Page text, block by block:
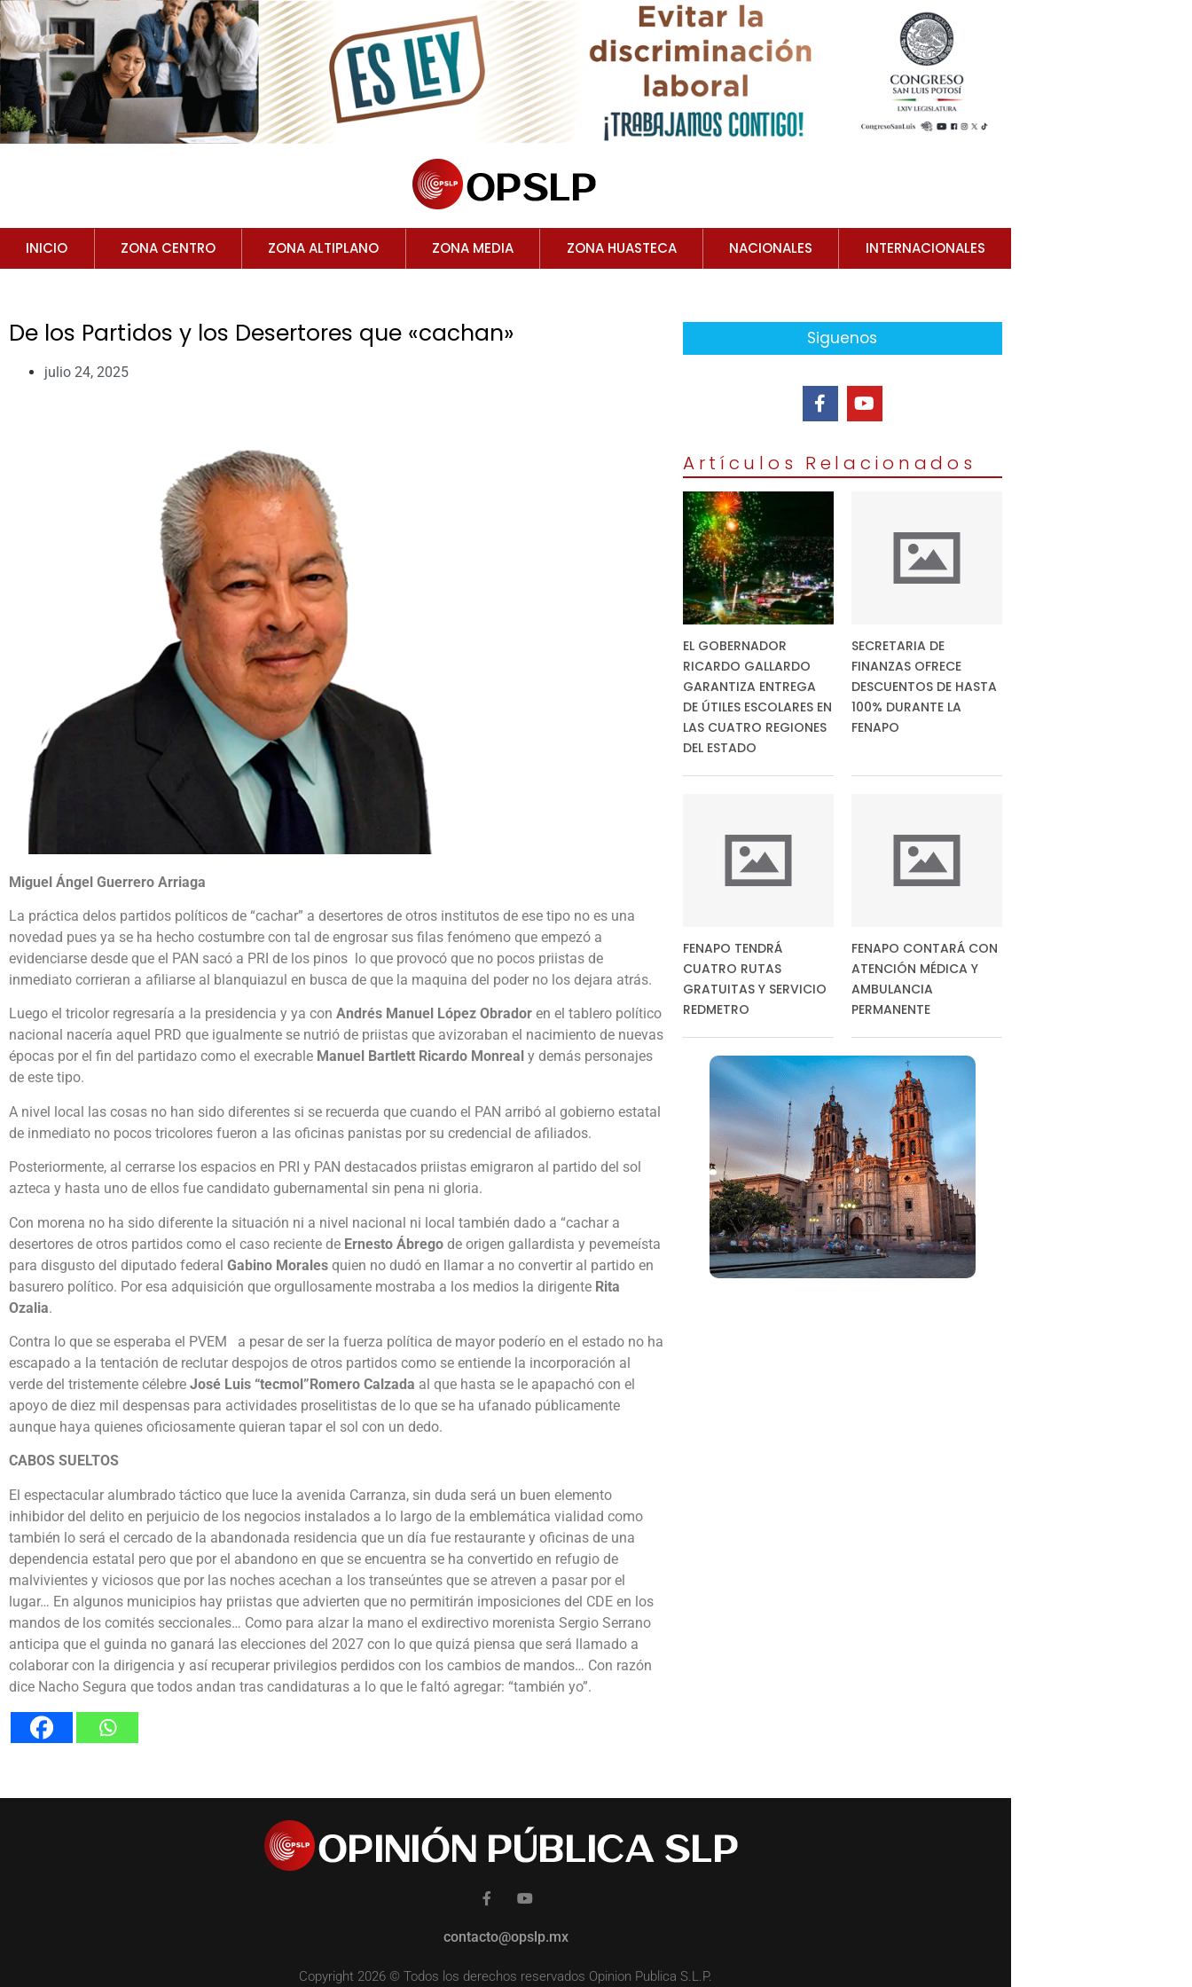
INICIO ZONA CENTRO ZONA ALTIPLANO ZONA MEDIA ZONA HUASTECA NACIONALES INTERNACIONALES
De los Partidos y los Desertores que «cachan»
julio 24, 2025
Miguel Ángel Guerrero Arriaga
La práctica delos partidos políticos de “cachar” a desertores de otros institutos de ese tipo no es una
novedad pues ya se ha hecho costumbre con tal de engrosar sus filas fenómeno que empezó a
evidenciarse desde que el PAN sacó a PRI de los pinos lo que provocó que no pocos priistas de
inmediato corrieran a afiliarse al blanquiazul en busca de que la maquina del poder no los dejara atrás.
Luego el tricolor regresaría a la presidencia y ya con Andrés Manuel López Obrador en el tablero político
nacional nacería aquel PRD que igualmente se nutrió de priistas que avizoraban el nacimiento de nuevas
épocas por el fin del partidazo como el execrable Manuel Bartlett Ricardo Monreal y demás personajes
de este tipo.
A nivel local las cosas no han sido diferentes si se recuerda que cuando el PAN arribó al gobierno estatal
de inmediato no pocos tricolores fueron a las oficinas panistas por su credencial de afiliados.
Posteriormente, al cerrarse los espacios en PRI y PAN destacados priistas emigraron al partido del sol
azteca y hasta uno de ellos fue candidato gubernamental sin pena ni gloria.
Con morena no ha sido diferente la situación ni a nivel nacional ni local también dado a “cachar a
desertores de otros partidos como el caso reciente de Ernesto Ábrego de origen gallardista y pevemeísta
para disgusto del diputado federal Gabino Morales quien no dudó en llamar a no convertir al partido en
basurero político. Por esa adquisición que orgullosamente mostraba a los medios la dirigente Rita
Ozalia.
Contra lo que se esperaba el PVEM a pesar de ser la fuerza política de mayor poderío en el estado no ha
escapado a la tentación de reclutar despojos de otros partidos como se entiende la incorporación al
verde del tristemente célebre José Luis “tecmol”Romero Calzada al que hasta se le apapachó con el
apoyo de diez mil despensas para actividades proselitistas de lo que se ha ufanado públicamente
aunque haya quienes oficiosamente quieran tapar el sol con un dedo.
CABOS SUELTOS
El espectacular alumbrado táctico que luce la avenida Carranza, sin duda será un buen elemento
inhibidor del delito en perjuicio de los negocios instalados a lo largo de la emblemática vialidad como
también lo será el cercado de la abandonada residencia que un día fue restaurante y oficinas de una
dependencia estatal pero que por el abandono en que se encuentra se ha convertido en refugio de
malvivientes y viciosos que por las noches acechan a los transeúntes que se atreven a pasar por el
lugar… En algunos municipios hay priistas que advierten que no permitirán imposiciones del CDE en los
mandos de los comités seccionales… Como para alzar la mano el exdirectivo morenista Sergio Serrano
anticipa que el guinda no ganará las elecciones del 2027 con lo que quizá piensa que será llamado a
colaborar con la dirigencia y así recuperar privilegios perdidos con los cambios de mandos… Con razón
dice Nacho Segura que todos andan tras candidaturas a lo que le faltó agregar: “también yo”.
Siguenos
Artículos Relacionados
EL GOBERNADOR
RICARDO GALLARDO
GARANTIZA ENTREGA
DE ÚTILES ESCOLARES EN
LAS CUATRO REGIONES
DEL ESTADO
SECRETARIA DE
FINANZAS OFRECE
DESCUENTOS DE HASTA
100% DURANTE LA
FENAPO
FENAPO TENDRÁ
CUATRO RUTAS
GRATUITAS Y SERVICIO
REDMETRO
FENAPO CONTARÁ CON
ATENCIÓN MÉDICA Y
AMBULANCIA
PERMANENTE
contacto@opslp.mx
Copyright 2026 © Todos los derechos reservados Opinion Publica S.L.P.